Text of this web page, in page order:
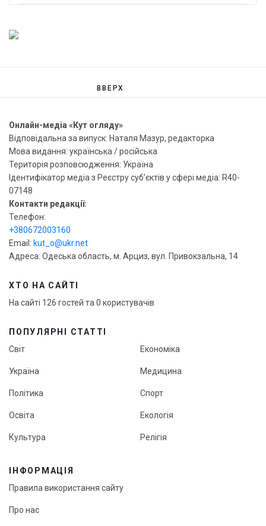
ВВЕРХ
Онлайн-медіа «Кут огляду»
Відповідальна за випуск: Наталя Мазур, редакторка
Мова видання: українська / російська
Територія розповсюдження: Україна
Ідентифікатор медіа з Реєстру суб’єктів у сфері медіа: R40-
07148
Контакти редакції:
Телефон:
+380672003160
Email: kut_o@ukr.net
Адреса: Одеська область, м. Арциз, вул. Привокзальна, 14
ХТО НА САЙТІ
На сайті 126 гостей та 0 користувачів
ПОПУЛЯРНІ СТАТТІ
Світ
Україна
Політика
Освіта
Культура
Економіка
Медицина
Спорт
Екологія
Релігія
ІНФОРМАЦІЯ
Правила використання сайту
Про нас